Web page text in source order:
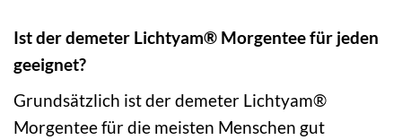
Ist der demeter Lichtyam® Morgentee für jeden
geeignet?
Grundsätzlich ist der demeter Lichtyam®
Morgentee für die meisten Menschen gut